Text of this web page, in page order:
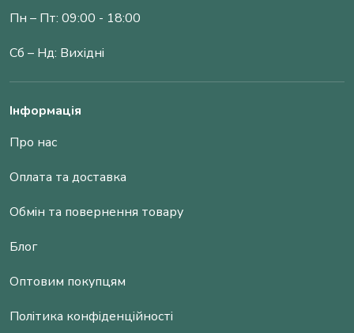
Пн – Пт: 09:00 - 18:00
Сб – Нд: Вихідні
Інформація
Про нас
Оплата та доставка
Обмін та повернення товару
Блог
Оптовим покупцям
Політика конфіденційності